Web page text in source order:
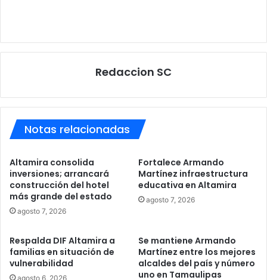
Redaccion SC
Notas relacionadas
Altamira consolida
inversiones; arrancará
construcción del hotel
más grande del estado
agosto 7, 2026
Fortalece Armando
Martínez infraestructura
educativa en Altamira
agosto 7, 2026
Respalda DIF Altamira a
familias en situación de
vulnerabilidad
agosto 6, 2026
Se mantiene Armando
Martínez entre los mejores
alcaldes del país y número
uno en Tamaulipas